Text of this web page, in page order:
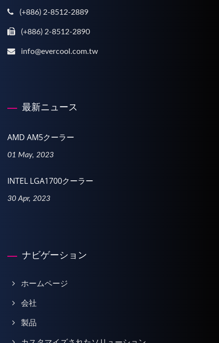
(+886) 2-8512-2889
(+886) 2-8512-2890
info@evercool.com.tw
最新ニュース
AMD AM5クーラー
01 May, 2023
INTEL LGA1700クーラー
30 Apr, 2023
ナビゲーション
ホームページ
会社
製品